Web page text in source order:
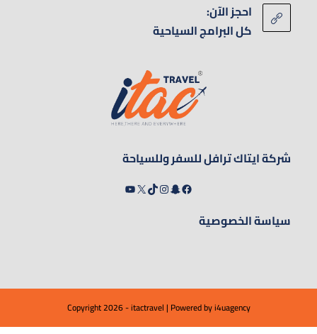
احجز الآن:
كل البرامج السياحية
شركة ايتاك ترافل للسفر وللسياحة
سياسة الخصوصية
Copyright 2026 - itactravel | Powered byi4uagency